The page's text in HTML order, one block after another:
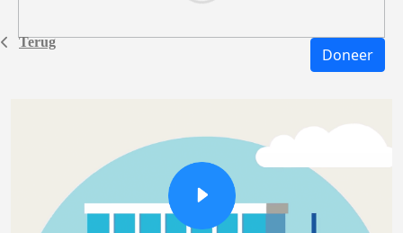
Terug
Doneer